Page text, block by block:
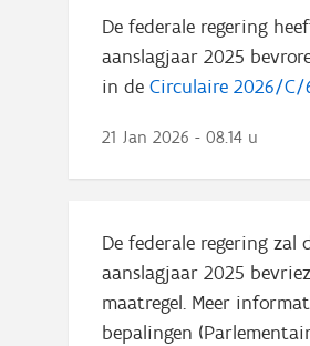
De federale regering
aanslagjaar 2025
in de Circulaire 2026/C/
21 Jan 2026 - 08.14 u
De federale regering
aanslagjaar 2025
maatregel. Meer
bepalingen